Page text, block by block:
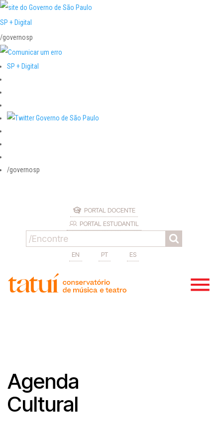
SP + Digital
/governosp
SP + Digital
/governosp
PORTAL DOCENTE
PORTAL ESTUDANTIL
EN PT ES
Agenda
Cultural